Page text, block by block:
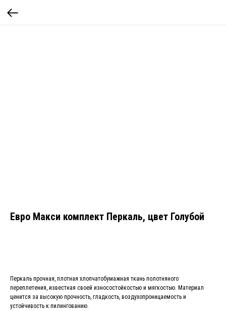
Евро Макси комплект Перкаль, цвет Голубой
Перкаль прочная, плотная хлопчатобумажная ткань полотняного
переплетения, известная своей износостойкостью и мягкостью. Материал
ценится за высокую прочность, гладкость, воздухопроницаемость и
устойчивость к пилингованию.